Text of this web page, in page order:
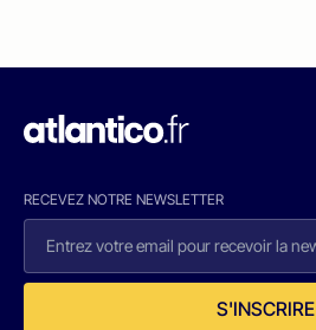
RECEVEZ NOTRE NEWSLETTER
S'INSCRIRE